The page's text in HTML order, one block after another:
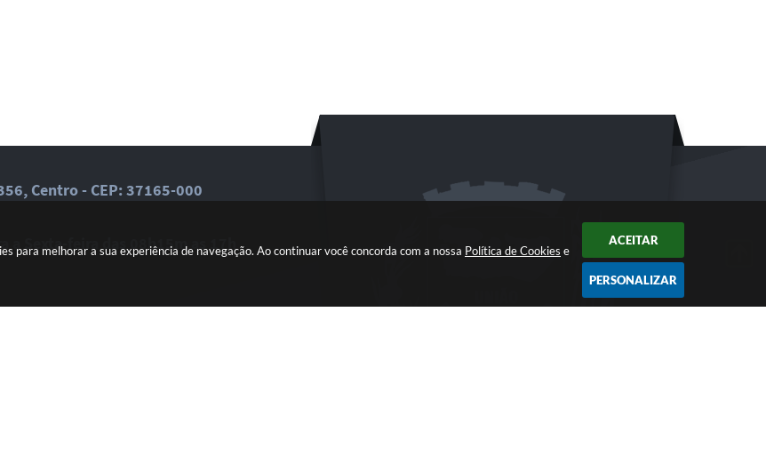
para melhorar a sua experiência de navegação. Ao continuar você concorda com a nossa Política de Cookies e
ACEITAR
PERSONALIZAR
Centro - CEP: 37165-000
a Sexta-feira das 08h15m as 17h